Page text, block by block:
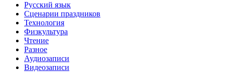
Русский язык
Сценарии праздников
Технология
Физкультура
Чтение
Разное
Аудиозаписи
Видеозаписи